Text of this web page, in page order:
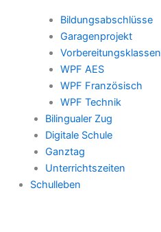
Bildungsabschlüsse
Garagenprojekt
Vorbereitungsklassen
WPF AES
WPF Französisch
WPF Technik
Bilingualer Zug
Digitale Schule
Ganztag
Unterrichtszeiten
Schulleben